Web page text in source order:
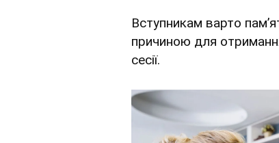
Вступникам варто
причиною для
сесії.